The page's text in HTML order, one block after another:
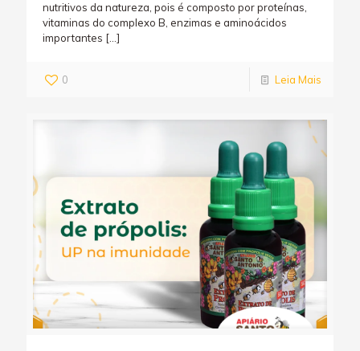
nutritivos da natureza, pois é composto por proteínas,
vitaminas do complexo B, enzimas e aminoácidos
importantes […]
0 Leia Mais